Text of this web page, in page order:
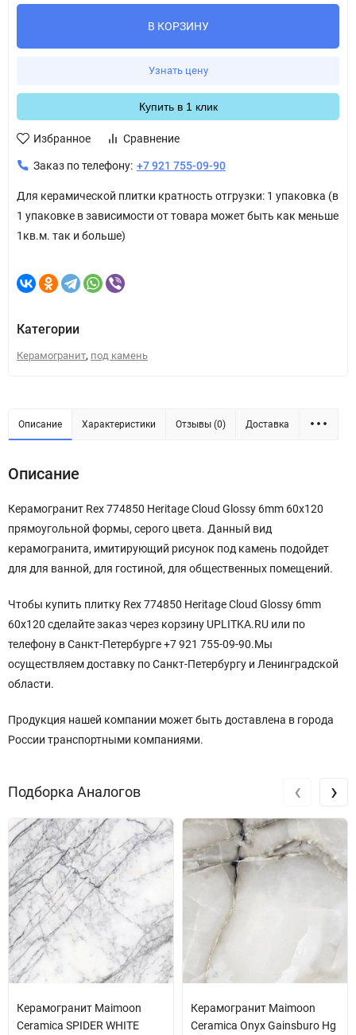
В КОРЗИНУ
Узнать цену
Купить в 1 клик
Избранное Сравнение
Заказ по телефону: +7 921 755-09-90
Для керамической плитки кратность отгрузки: 1 упаковка (в
1 упаковке в зависимости от товара может быть как меньше
1кв.м. так и больше)
Категории
Керамогранит, под камень
Описание Характеристики Отзывы (0) Доставка
Описание
Керамогранит Rex 774850 Heritage Cloud Glossy 6mm 60x120
прямоугольной формы, серого цвета. Данный вид
керамогранита, имитирующий рисунок под камень подойдет
для для ванной, для гостиной, для общественных помещений.
Чтобы купить плитку Rex 774850 Heritage Cloud Glossy 6mm
60x120 сделайте заказ через корзину UPLITKA.RU или по
телефону в Санкт-Петербурге +7 921 755-09-90.Мы
осуществляем доставку по Санкт-Петербургу и Ленинградской
области.
Продукция нашей компании может быть доставлена в города
России транспортными компаниями.
Подборка Аналогов
Керамогранит Maimoon
Ceramica SPIDER WHITE
Керамогранит Maimoon
Ceramica Onyx Gainsburo Hg
‹ ›